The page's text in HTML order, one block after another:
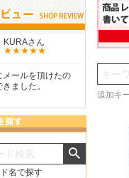
検索
追加キ
の
しらすさん
商品が早く届いたので
ったです。また利用さ
名で探す